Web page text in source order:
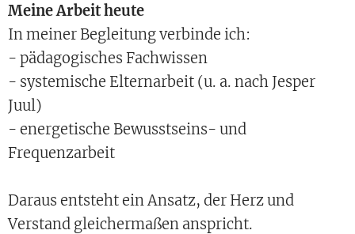
Meine Arbeit heute
In meiner Begleitung verbinde ich:
- pädagogisches Fachwissen
- systemische Elternarbeit (u. a. nach Jesper
Juul)
- energetische Bewusstseins- und
Frequenzarbeit
Daraus entsteht ein Ansatz, der Herz und
Verstand gleichermaßen anspricht.